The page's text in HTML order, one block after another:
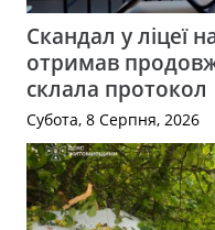
Скандал у ліцеї
отримав
склала протокол
Субота, 8 Серпня, 2026